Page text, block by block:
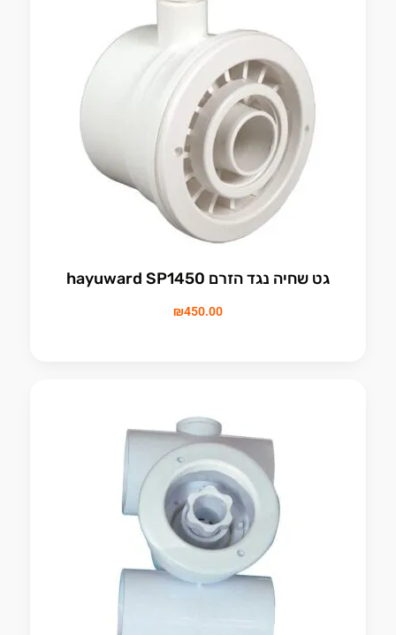
גט שחיה נגד הזרם hayuward SP1450
₪450.00